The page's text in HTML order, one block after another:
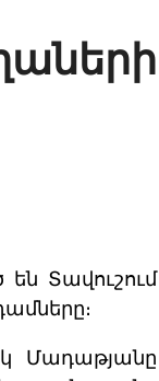
են Տավուշում
Մադաթյանը